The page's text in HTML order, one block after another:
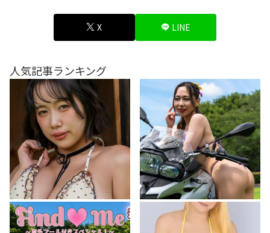
X LINE
人気記事ランキング